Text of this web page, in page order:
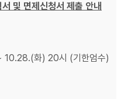
및 면제신청서 제출 안내
10.28.(화) 20시 (기한엄수)